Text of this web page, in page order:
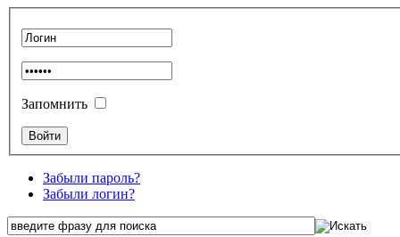
Запомнить
Забыли пароль?
Забыли логин?